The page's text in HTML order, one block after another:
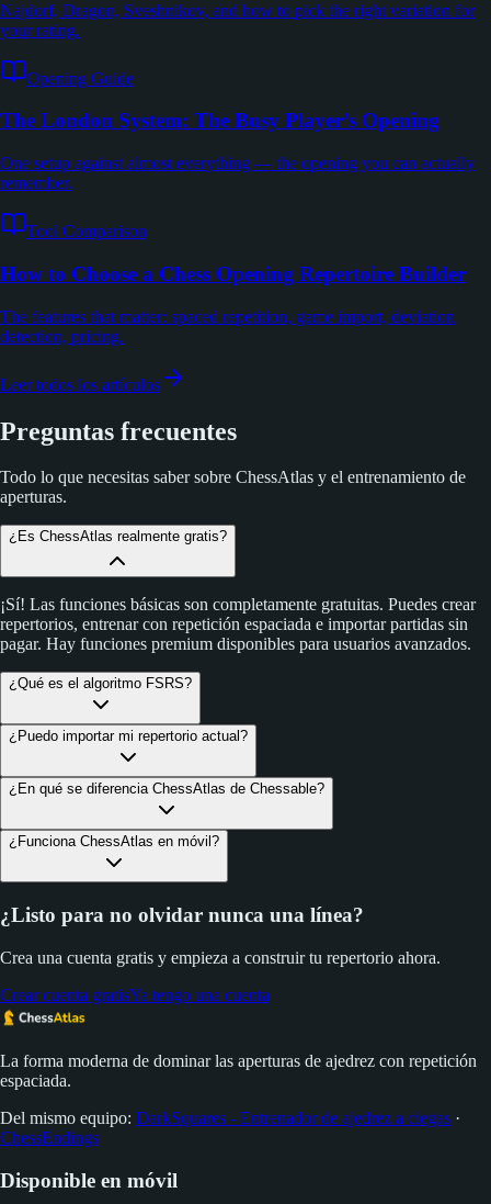
Najdorf, Dragon, Sveshnikov, and how to pick the right variation for
your rating.
Opening Guide
The London System: The Busy Player’s Opening
One setup against almost everything — the opening you can actually
remember.
Tool Comparison
How to Choose a Chess Opening Repertoire Builder
The features that matter: spaced repetition, game import, deviation
detection, pricing.
Leer todos los artículos
Preguntas frecuentes
Todo lo que necesitas saber sobre ChessAtlas y el entrenamiento de
aperturas.
¿Es ChessAtlas realmente gratis?
¡Sí! Las funciones básicas son completamente gratuitas. Puedes crear
repertorios, entrenar con repetición espaciada e importar partidas sin
pagar. Hay funciones premium disponibles para usuarios avanzados.
¿Qué es el algoritmo FSRS?
¿Puedo importar mi repertorio actual?
¿En qué se diferencia ChessAtlas de Chessable?
¿Funciona ChessAtlas en móvil?
¿Listo para no olvidar nunca una línea?
Crea una cuenta gratis y empieza a construir tu repertorio ahora.
Crear cuenta gratisYa tengo una cuenta
La forma moderna de dominar las aperturas de ajedrez con repetición
espaciada.
Del mismo equipo: DarkSquares - Entrenador de ajedrez a ciegas ·
ChessEndings
Disponible en móvil